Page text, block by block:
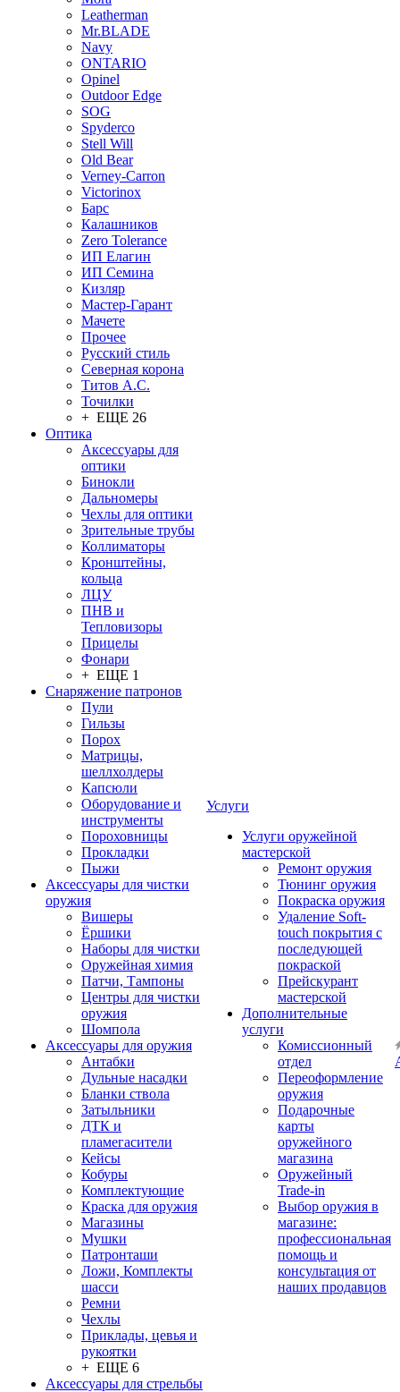
Leatherman
Mr.BLADE
Navy
ONTARIO
Opinel
Outdoor Edge
SOG
Spyderco
Stell Will
Old Bear
Verney-Carron
Victorinox
Барс
Калашников
Zero Tolerance
ИП Елагин
ИП Семина
Кизляр
Мастер-Гарант
Мачете
Прочее
Русский стиль
Северная корона
Титов А.С.
Точилки
+ ЕЩЕ 26
Оптика
Аксессуары для
оптики
Бинокли
Дальномеры
Чехлы для оптики
Зрительные трубы
Коллиматоры
Кронштейны,
кольца
ЛЦУ
ПНВ и
Тепловизоры
Прицелы
Фонари
+ ЕЩЕ 1
Снаряжение патронов
Пули
Гильзы
Порох
Матрицы,
шеллхолдеры
Капсюли
Оборудование и
инструменты
Пороховницы
Прокладки
Пыжи
Аксессуары для чистки
оружия
Вишеры
Ёршики
Наборы для чистки
Оружейная химия
Патчи, Тампоны
Центры для чистки
оружия
Шомпола
Аксессуары для оружия
Антабки
Дульные насадки
Бланки ствола
Затыльники
ДТК и
пламегасители
Кейсы
Кобуры
Комплектующие
Краска для оружия
Магазины
Мушки
Патронташи
Ложи, Комплекты
шасси
Ремни
Чехлы
Приклады, цевья и
рукоятки
+ ЕЩЕ 6
Аксессуары для стрельбы
Услуги
Услуги оружейной
мастерской
Ремонт оружия
Тюнинг оружия
Покраска оружия
Удаление Soft-
touch покрытия с
последующей
покраской
Прейскурант
мастерской
Дополнительные
услуги
Комиссионный
отдел
Переоформление
оружия
Подарочные
карты
оружейного
магазина
Оружейный
Trade-in
Выбор оружия в
магазине:
профессиональная
помощь и
консультация от
наших продавцов